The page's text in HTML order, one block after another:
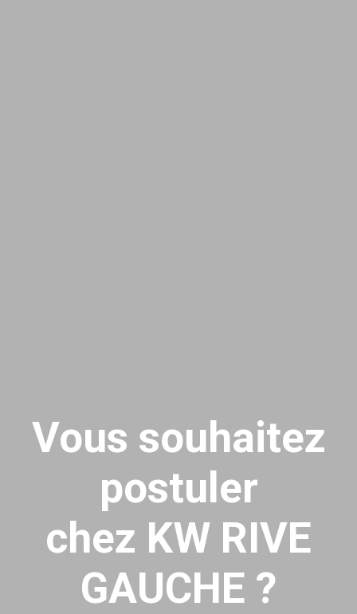
Vous souhaitez
postuler
chez KW RIVE
GAUCHE ?